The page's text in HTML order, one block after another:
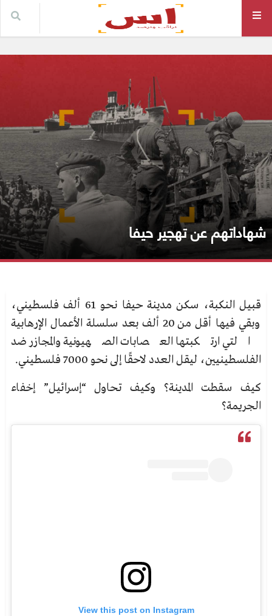
شهاداتهم عن تهجير حيفا
قبيل النكبة، سكن مدينة حيفا نحو 61 ألف فلسطيني،
وبقي فيها أقل من 20 ألف بعد سلسلة الأعمال الإرهابية
التي ارتكبتها العصابات الصهيونية والمجازر ضد
الفلسطينيين، ليقل العدد لاحقًا إلى نحو 7000 فلسطيني.
كيف سقطت المدينة؟ وكيف تحاول “إسرائيل” إخفاء
الجريمة؟
View this post on Instagram